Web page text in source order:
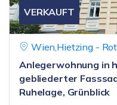
VERKAUFT
Wien,Hietzing -
Anlegerwohnung in
gebliederter
Ruhelage, Grünblick